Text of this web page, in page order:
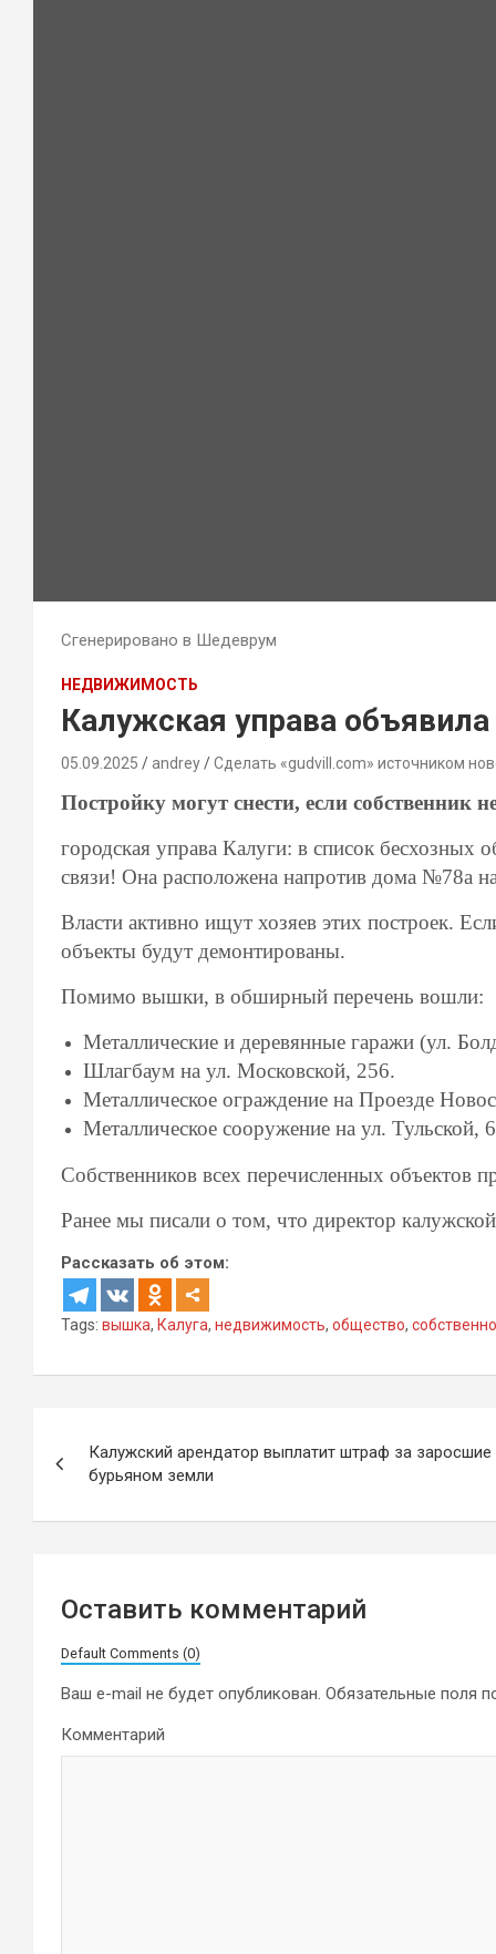
Сгенерировано в Шедеврум
НЕДВИЖИМОСТЬ
Калужская управа
05.09.2025 andrey Сделать «gudvill.com» источником
Постройку могут снести, если собственник
городская управа Калуги: в список бесхозных
связи! Она расположена напротив дома №78а
Власти активно ищут хозяев этих построек.
объекты будут демонтированы.
Помимо вышки, в обширный перечень вошли:
Металлические и деревянные гаражи (ул.
Шлагбаум на ул. Московской, 256.
Металлическое ограждение на Проезде
Металлическое сооружение на ул. Тульской,
Собственников всех перечисленных объектов
Ранее мы писали о том, что директор
Рассказать об этом:
Tags: вышка, Калуга, недвижимость, общество,
по
записям
Калужский арендатор выплатит штраф за заросшие
бурьяном земли
Оставить комментарий
Default Comments (0)
Ваш e-mail не будет опубликован. Обязательные поля
Комментарий